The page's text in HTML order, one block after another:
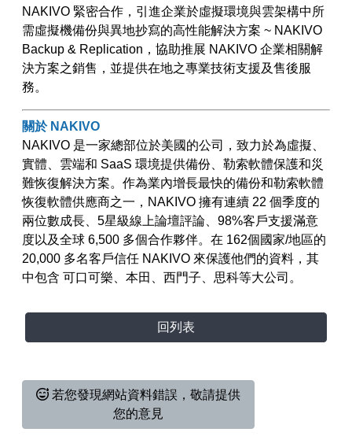
NAKIVO 緊密合作，引進企業於虛擬環境與雲架構中所
需虛擬機備份與異地抄寫的高性能解決方案 ~ NAKIVO
Backup & Replication，協助推展 NAKIVO 企業相關解
決方案之銷售，並提供在地之專業技術支援及售後服
務。
關於NAKIVO
NAKIVO 是一家總部位於美國的公司，致力於為虛擬、
實體、雲端和 SaaS 環境提供備份、勒索軟體保護和災
難恢復解決方案。作為業內增長最快的備份和勒索軟體
恢復軟體供應商之一，NAKIVO 擁有連續 22 個季度的
兩位數成長、5星級線上論壇評論、98%客戶支援滿意
度以及全球 6,500 多個合作夥伴。在 162個國家/地區的
20,000 多名客戶信任 NAKIVO 來保護他們的資料，其
中包含 可口可樂、本田、西門子、思科等大公司。
回列表
若您發現網站資料錯誤，敬請提供
您的意見